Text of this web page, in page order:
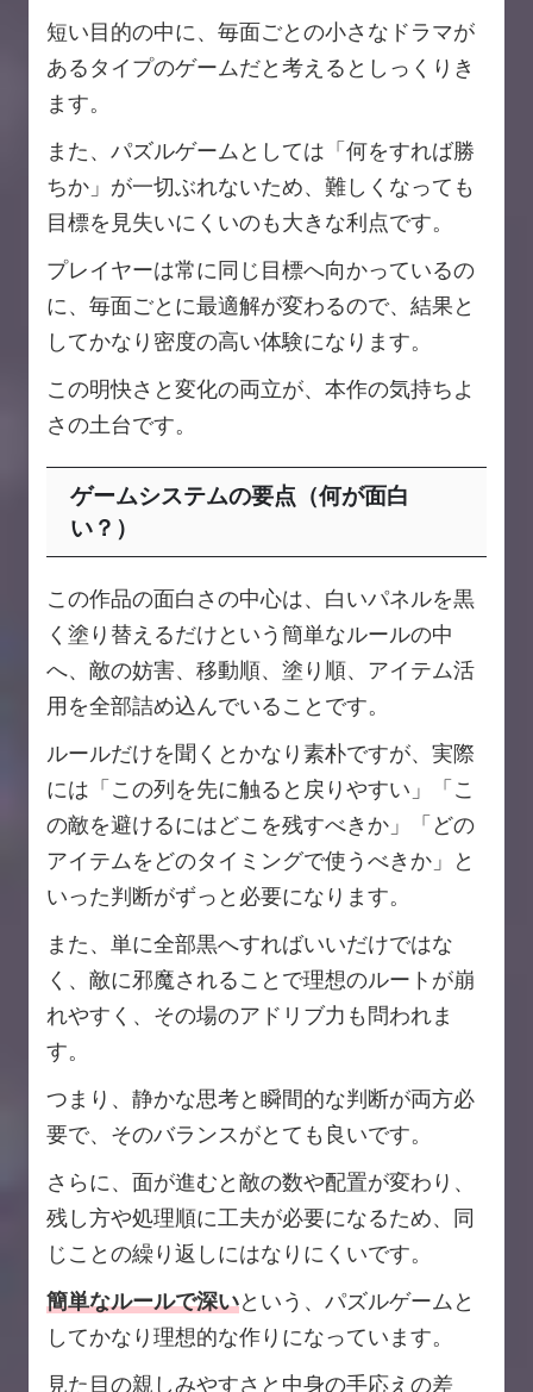
短い目的の中に、毎面ごとの小さなドラマが
あるタイプのゲームだと考えるとしっくりき
ます。
また、パズルゲームとしては「何をすれば勝
ちか」が一切ぶれないため、難しくなっても
目標を見失いにくいのも大きな利点です。
プレイヤーは常に同じ目標へ向かっているの
に、毎面ごとに最適解が変わるので、結果と
してかなり密度の高い体験になります。
この明快さと変化の両立が、本作の気持ちよ
さの土台です。
ゲームシステムの要点（何が面白
い？）
この作品の面白さの中心は、白いパネルを黒
く塗り替えるだけという簡単なルールの中
へ、敵の妨害、移動順、塗り順、アイテム活
用を全部詰め込んでいることです。
ルールだけを聞くとかなり素朴ですが、実際
には「この列を先に触ると戻りやすい」「こ
の敵を避けるにはどこを残すべきか」「どの
アイテムをどのタイミングで使うべきか」と
いった判断がずっと必要になります。
また、単に全部黒へすればいいだけではな
く、敵に邪魔されることで理想のルートが崩
れやすく、その場のアドリブ力も問われま
す。
つまり、静かな思考と瞬間的な判断が両方必
要で、そのバランスがとても良いです。
さらに、面が進むと敵の数や配置が変わり、
残し方や処理順に工夫が必要になるため、同
じことの繰り返しにはなりにくいです。
簡単なルールで深いという、パズルゲームと
してかなり理想的な作りになっています。
見た目の親しみやすさと中身の手応えの差